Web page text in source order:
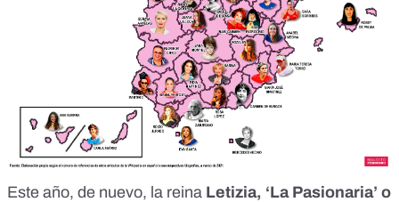
Este año, de nuevo, la reina Letizia, ‘La Pasionaria’ o